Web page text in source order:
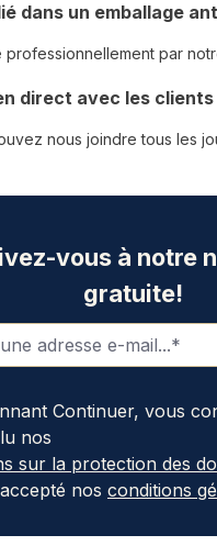
dans un emballage
professionnellement par
direct avec les clients
nous joindre tous les
vous à notre
gratuite!
Continuer, vous
nos
sur la protection des
nos conditions